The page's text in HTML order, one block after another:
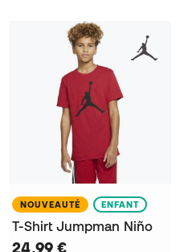
NOUVEAUTÉ ENFANT
T-Shirt Jumpman Niño
24,99 €